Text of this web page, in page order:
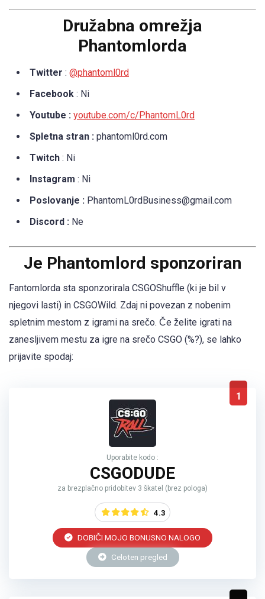
Družabna omrežja
Phantomlorda
Twitter : @phantoml0rd
Facebook : Ni
Youtube : youtube.com/c/PhantomL0rd
Spletna stran : phantoml0rd.com
Twitch : Ni
Instagram : Ni
Poslovanje : PhantomL0rdBusiness@gmail.com
Discord : Ne
Je Phantomlord sponzoriran
Fantomlorda sta sponzorirala CSGOShuffle (ki je bil v
njegovi lasti) in CSGOWild. Zdaj ni povezan z nobenim
spletnim mestom z igrami na srečo. Če želite igrati na
zanesljivem mestu za igre na srečo CSGO (%?), se lahko
prijavite spodaj:
1
Uporabite kodo :
CSGODUDE
za brezplačno pridobitev 3 škatel (brez pologa)
4.3
DOBIČI MOJO BONUSNO NALOGO
Celoten pregled